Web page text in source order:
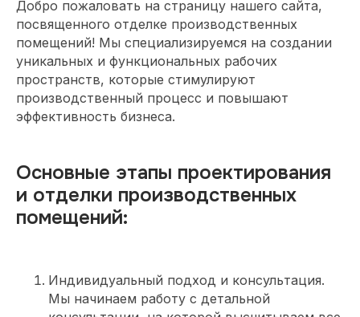
Добро пожаловать на страницу нашего сайта,
посвященного отделке производственных
помещений! Мы специализируемся на создании
уникальных и функциональных рабочих
пространств, которые стимулируют
производственный процесс и повышают
эффективность бизнеса.
Основные этапы проектирования
и отделки производственных
помещений:
Индивидуальный подход и консультация.
Мы начинаем работу с детальной